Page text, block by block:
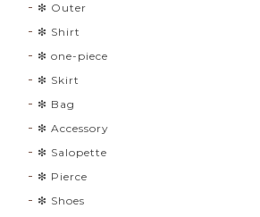
❇︎ Outer
❇︎ Shirt
❇︎ one-piece
❇︎ Skirt
❇︎ Bag
❇︎ Accessory
❇︎ Salopette
❇︎ Pierce
❇︎ Shoes